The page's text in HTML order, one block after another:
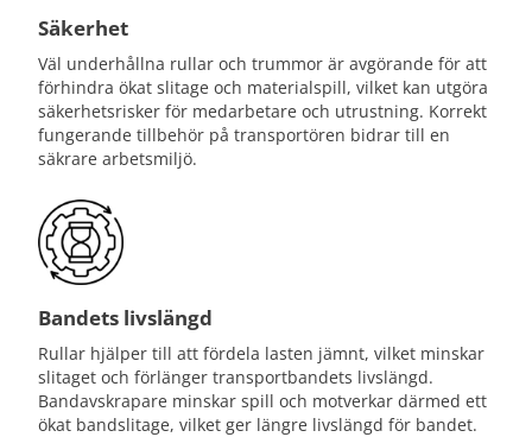
Säkerhet
Väl underhållna rullar och trummor är avgörande för att
förhindra ökat slitage och materialspill, vilket kan utgöra
säkerhetsrisker för medarbetare och utrustning. Korrekt
fungerande tillbehör på transportören bidrar till en
säkrare arbetsmiljö.
Bandets livslängd
Rullar hjälper till att fördela lasten jämnt, vilket minskar
slitaget och förlänger transportbandets livslängd.
Bandavskrapare minskar spill och motverkar därmed ett
ökat bandslitage, vilket ger längre livslängd för bandet.